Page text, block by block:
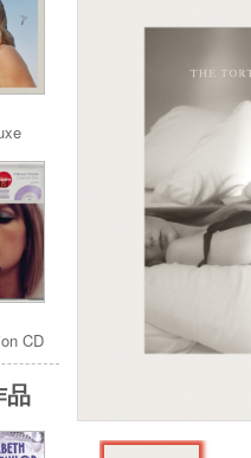
CD
品